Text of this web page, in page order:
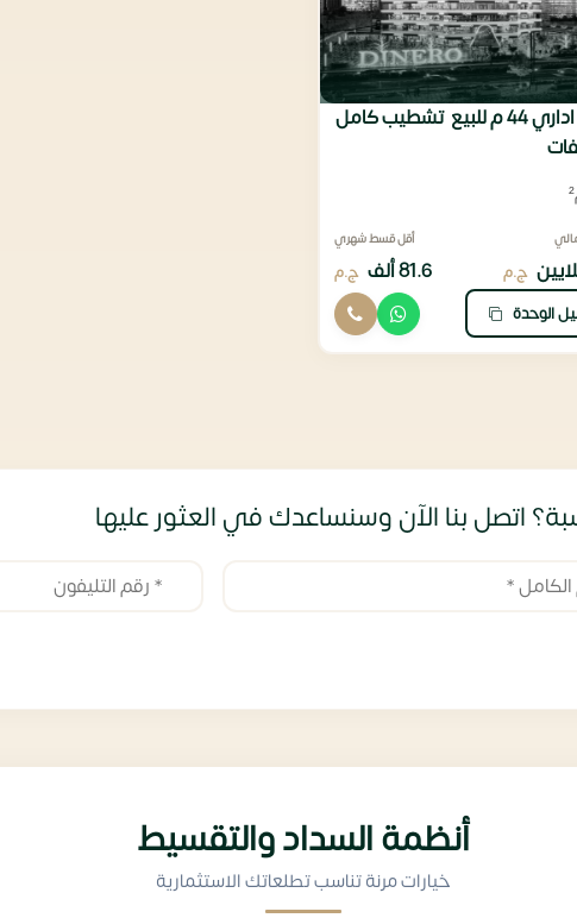
مكتب اداري 44 م للبيع تشطيب كامل
ج.م
أقل قسط شهري
81.6 ألف ج.م
الوحدة
اتصل بنا الآن وسنساعدك في العثور عليها
أنظمة السداد والتقسيط
خيارات مرنة تناسب تطلعاتك الاستثمارية